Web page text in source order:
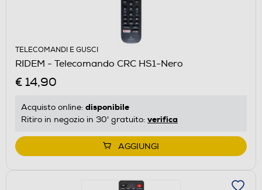
TELECOMANDI E GUSCI
RIDEM - Telecomando CRC HS1-Nero
€ 14,90
Acquisto online: disponibile
Ritiro in negozio in 30' gratuito: verifica
AGGIUNGI